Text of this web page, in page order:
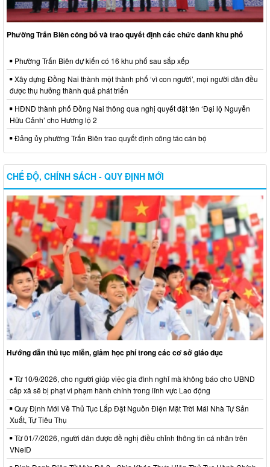
Phường Trấn Biên công bố và trao quyết định các chức danh khu phố
Phường Trấn Biên dự kiến có 16 khu phố sau sắp xếp
Xây dựng Đồng Nai thành một thành phố ‘vì con người’, mọi người dân đều
được thụ hưởng thành quả phát triển
HĐND thành phố Đồng Nai thông qua nghị quyết đặt tên ‘Đại lộ Nguyễn
Hữu Cảnh’ cho Hương lộ 2
Đảng ủy phường Trấn Biên trao quyết định công tác cán bộ
CHẾ ĐỘ, CHÍNH SÁCH - QUY ĐỊNH MỚI
Hướng dẫn thủ tục miễn, giảm học phí trong các cơ sở giáo dục
Từ 10/9/2026, cho người giúp việc gia đình nghỉ mà không báo cho UBND
cấp xã sẽ bị phạt vi phạm hành chính trong lĩnh vực Lao động
Quy Định Mới Về Thủ Tục Lắp Đặt Nguồn Điện Mặt Trời Mái Nhà Tự Sản
Xuất, Tự Tiêu Thụ
Từ 01/7/2026, người dân được đề nghị điều chỉnh thông tin cá nhân trên
VNeID